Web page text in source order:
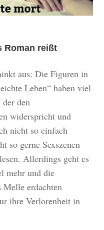
Roman reißt
aus: Die Figuren in
Leben“ haben viel
den
widerspricht und
nicht so einfach
so gerne Sexszenen
Allerdings geht es
mehr und die
Melle erdachten
ihre Verlorenheit in